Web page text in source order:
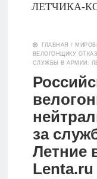
ЛЕТЧИКА-
Тренеры
Контакты
Новости
Родителям
ГЛАВНАЯ /
ВЕЛОГОНЩИКУ
СЛУЖБЫ В АРМИИ:
за
Летние
Lenta.ru